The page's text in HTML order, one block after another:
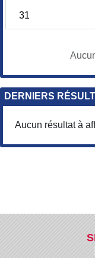
31
DERNIERS
Aucun résultat à